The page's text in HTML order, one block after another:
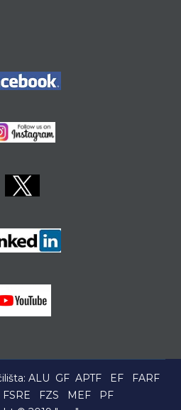
ALU GF APTF EF
FARF
FSRE FZS MEF
PF